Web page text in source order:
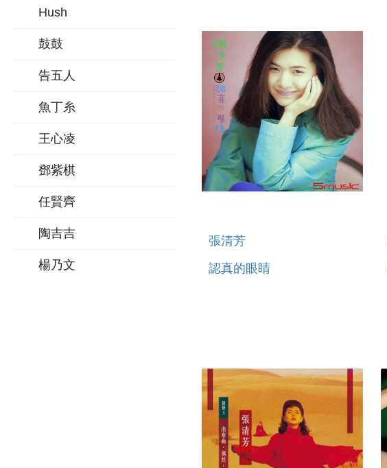
Hush
鼓鼓
告五人
魚丁糸
王心凌
鄧紫棋
任賢齊
陶吉吉
楊乃文
張清芳
認真的眼睛